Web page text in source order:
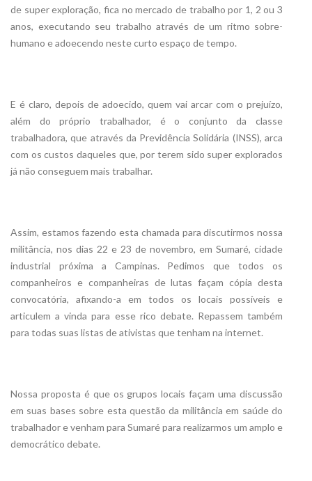
de super exploração, fica no mercado de trabalho por 1, 2 ou 3
anos, executando seu trabalho através de um ritmo sobre-
humano e adoecendo neste curto espaço de tempo.
E é claro, depois de adoecido, quem vai arcar com o prejuízo,
além do próprio trabalhador, é o conjunto da classe
trabalhadora, que através da Previdência Solidária (INSS), arca
com os custos daqueles que, por terem sido super explorados
já não conseguem mais trabalhar.
Assim, estamos fazendo esta chamada para discutirmos nossa
militância, nos dias 22 e 23 de novembro, em Sumaré, cidade
industrial próxima a Campinas. Pedimos que todos os
companheiros e companheiras de lutas façam cópia desta
convocatória, afixando-a em todos os locais possíveis e
articulem a vinda para esse rico debate. Repassem também
para todas suas listas de ativistas que tenham na internet.
Nossa proposta é que os grupos locais façam uma discussão
em suas bases sobre esta questão da militância em saúde do
trabalhador e venham para Sumaré para realizarmos um amplo e
democrático debate.